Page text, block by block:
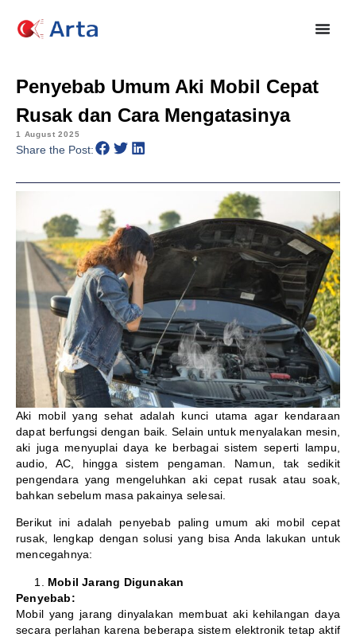
Penyebab Umum Aki Mobil Cepat
Rusak dan Cara Mengatasinya
1 August 2025
Share the Post:
Aki mobil yang sehat adalah kunci utama agar kendaraan
dapat berfungsi dengan baik. Selain untuk menyalakan mesin,
aki juga menyuplai daya ke berbagai sistem seperti lampu,
audio, AC, hingga sistem pengaman. Namun, tak sedikit
pengendara yang mengeluhkan aki cepat rusak atau soak,
bahkan sebelum masa pakainya selesai.
Berikut ini adalah penyebab paling umum aki mobil cepat
rusak, lengkap dengan solusi yang bisa Anda lakukan untuk
mencegahnya:
Mobil Jarang Digunakan
Penyebab:
Mobil yang jarang dinyalakan membuat aki kehilangan daya
secara perlahan karena beberapa sistem elektronik tetap aktif